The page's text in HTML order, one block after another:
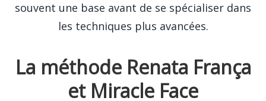
souvent une base avant de se spécialiser dans
les techniques plus avancées.
La méthode Renata França
et Miracle Face